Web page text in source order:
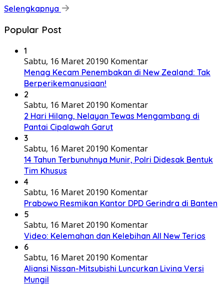
Selengkapnya
Popular Post
1
Sabtu, 16 Maret 20190 Komentar
Menag Kecam Penembakan di New Zealand: Tak
Berperikemanusiaan!
2
Sabtu, 16 Maret 20190 Komentar
2 Hari Hilang, Nelayan Tewas Mengambang di
Pantai Cipalawah Garut
3
Sabtu, 16 Maret 20190 Komentar
14 Tahun Terbunuhnya Munir, Polri Didesak Bentuk
Tim Khusus
4
Sabtu, 16 Maret 20190 Komentar
Prabowo Resmikan Kantor DPD Gerindra di Banten
5
Sabtu, 16 Maret 20190 Komentar
Video: Kelemahan dan Kelebihan All New Terios
6
Sabtu, 16 Maret 20190 Komentar
Aliansi Nissan-Mitsubishi Luncurkan Livina Versi
Mungil